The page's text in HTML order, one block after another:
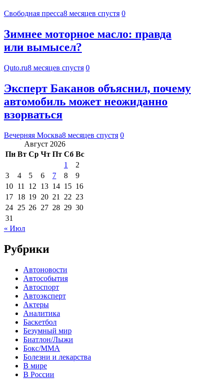
Свободная пресса8 месяцев спустя 0
Зимнее моторное масло: правда
или вымысел?
Quto.ru8 месяцев спустя 0
Эксперт Баканов объяснил, почему
автомобиль может неожиданно
взорваться
Вечерняя Москва8 месяцев спустя 0
Август 2026
Пн Вт Ср Чт Пт Сб Вс
1
2
3
4 5 6 7 8
9
10 11 12 13 14 15 16
17 18 19 20 21 22 23
24 25 26 27 28 29 30
31
« Июл
Рубрики
Автоновости
Автособытия
Автоспорт
Автоэксперт
Актеры
Аналитика
Баскетбол
Безумный мир
Биатлон/Лыжи
Бокс/MMA
Болезни и лекарства
В мире
В России